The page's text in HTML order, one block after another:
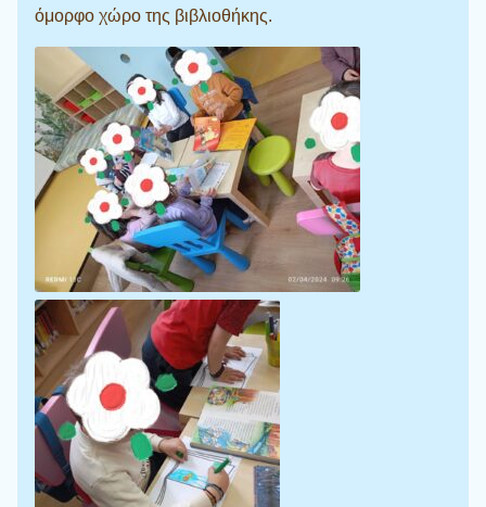
όμορφο χώρο της βιβλιοθήκης.